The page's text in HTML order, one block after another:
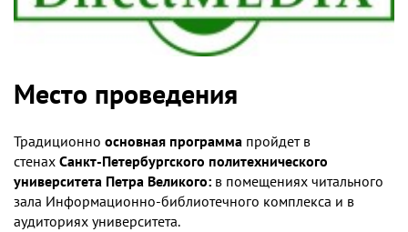
Место проведения
Традиционно основная программа пройдет в
стенах Санкт-Петербургского политехнического
университета Петра Великого: в помещениях читального
зала Информационно-библиотечного комплекса и в
аудиториях университета.